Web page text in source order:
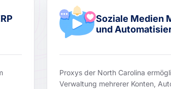
Soziale Medien
und
Proxys der North Carolina
Verwaltung mehrerer Konten,